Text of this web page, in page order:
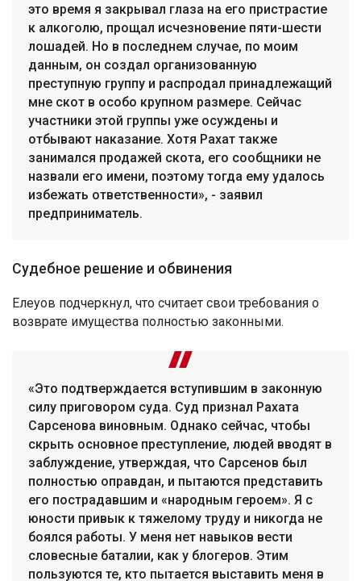
это время я закрывал глаза на его пристрастие
к алкоголю, прощал исчезновение пяти-шести
лошадей. Но в последнем случае, по моим
данным, он создал организованную
преступную группу и распродал принадлежащий
мне скот в особо крупном размере. Сейчас
участники этой группы уже осуждены и
отбывают наказание. Хотя Рахат также
занимался продажей скота, его сообщники не
назвали его имени, поэтому тогда ему удалось
избежать ответственности», - заявил
предприниматель.
Судебное решение и обвинения
Елеуов подчеркнул, что считает свои требования о
возврате имущества полностью законными.
«Это подтверждается вступившим в законную
силу приговором суда. Суд признал Рахата
Сарсенова виновным. Однако сейчас, чтобы
скрыть основное преступление, людей вводят в
заблуждение, утверждая, что Сарсенов был
полностью оправдан, и пытаются представить
его пострадавшим и «народным героем». Я с
юности привык к тяжелому труду и никогда не
боялся работы. У меня нет навыков вести
словесные баталии, как у блогеров. Этим
пользуются те, кто пытается выставить меня в